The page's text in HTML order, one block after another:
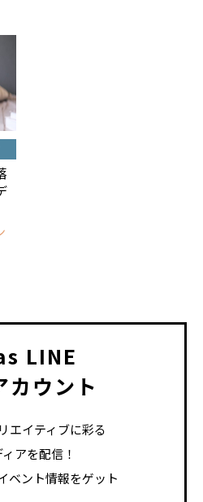
LINE
カウント
エイティブに彩る
アを配信！
ベント情報をゲット